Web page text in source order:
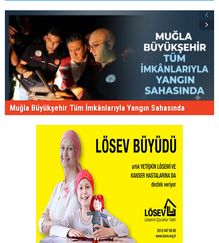
Muğla Büyükşehir Tüm İmkânlarıyla Yangın Sahasında